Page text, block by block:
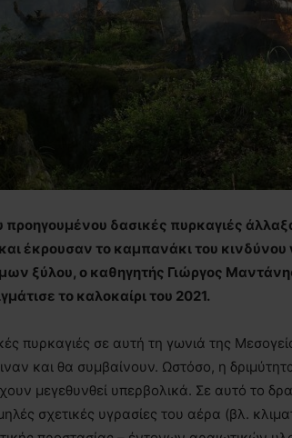
προηγουμένου δασικές πυρκαγιές
έκρουσαν το καμπανάκι του κινδύνου
ξύλου, ο καθηγητής Γιώργος
το καλοκαίρι του 2021.
πυρκαγιές σε αυτή τη γωνιά της
και θα συμβαίνουν. Ωστόσο, η
μεγεθυνθεί υπερβολικά. Σε αυτό το
σχετικές υγρασίες του αέρα (βλ.